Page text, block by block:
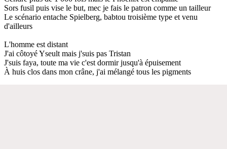
Sors fusil puis vise le but, mec je fais le patron comme un tailleur
Le scénario entache Spielberg, babtou troisième type et venu
d'ailleurs
L'homme est distant
J'ai côtoyé Yseult mais j'suis pas Tristan
J'suis faya, toute ma vie c'est dormir jusqu'à épuisement
À huis clos dans mon crâne, j'ai mélangé tous les pigments